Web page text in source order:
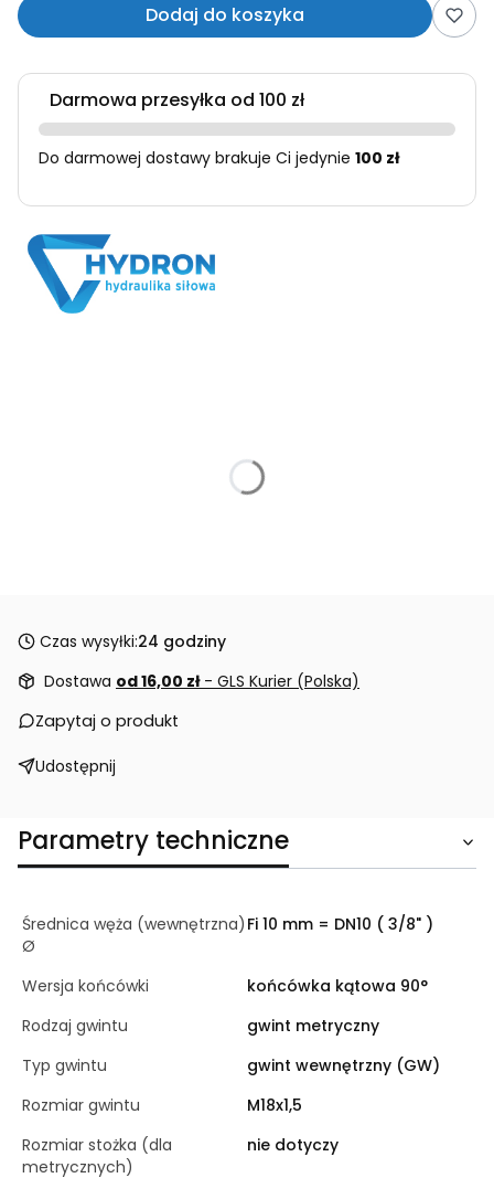
Dodaj do koszyka
Darmowa przesyłka od 100 zł
Do darmowej dostawy brakuje Ci jedynie 100 zł
Czas wysyłki:24 godziny
Dostawa od 16,00 zł - GLS Kurier (Polska)
Zapytaj o produkt
Udostępnij
Parametry techniczne
Średnica węża (wewnętrzna)
Ø
Fi 10 mm = DN10 ( 3/8" )
Wersja końcówki
końcówka kątowa 90°
Rodzaj gwintu
gwint metryczny
Typ gwintu
gwint wewnętrzny (GW)
Rozmiar gwintu
M18x1,5
Rozmiar stożka (dla
metrycznych)
nie dotyczy